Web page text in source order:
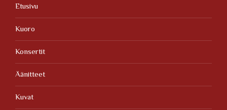
Etusivu
Kuoro
Konsertit
Äänitteet
Kuvat